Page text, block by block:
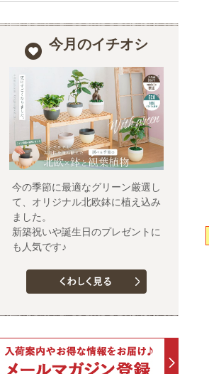
今月のイチオシ
今の季節に最適なグリーン厳選し
て、オリジナル北欧鉢に植え込み
ました。
新築祝いや誕生日のプレゼントに
も人気です♪